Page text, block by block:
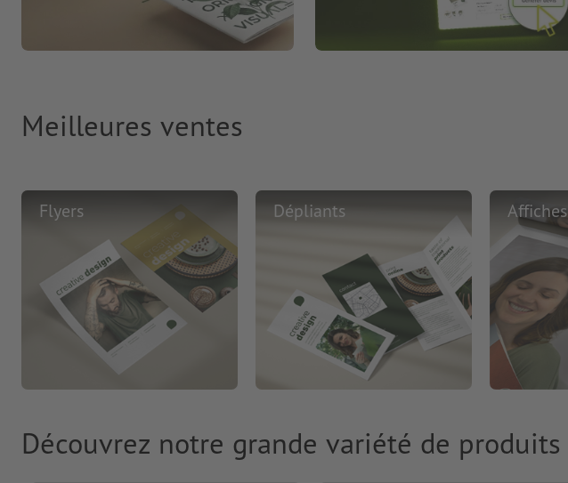
Meilleures ventes
Flyers Dépliants Affiches
Découvrez notre grande variété de produits